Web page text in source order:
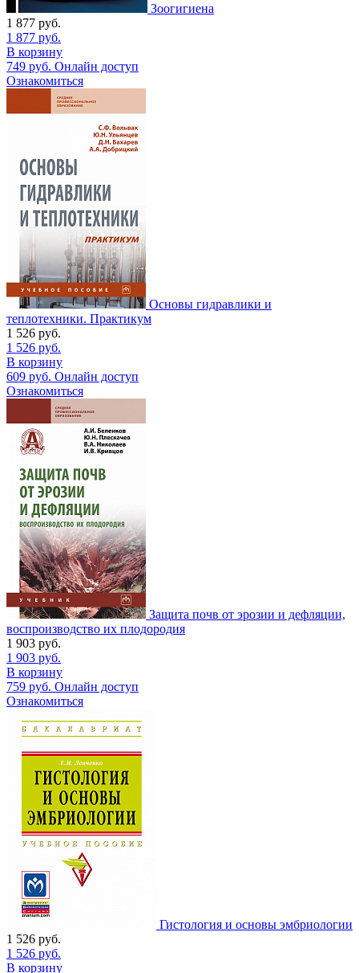
Зоогигиена
1 877 руб.
1 877 руб.
В корзину
749 руб. Онлайн доступ
Ознакомиться
Основы гидравлики и
теплотехники. Практикум
1 526 руб.
1 526 руб.
В корзину
609 руб. Онлайн доступ
Ознакомиться
Защита почв от эрозии и дефляции,
воспроизводство их плодородия
1 903 руб.
1 903 руб.
В корзину
759 руб. Онлайн доступ
Ознакомиться
Гистология и основы эмбриологии
1 526 руб.
1 526 руб.
В корзину